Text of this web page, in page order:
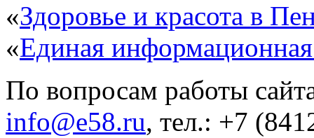
«Здоровье и красота в
«Единая
По вопросам работы
info@e58.ru, тел.: +7